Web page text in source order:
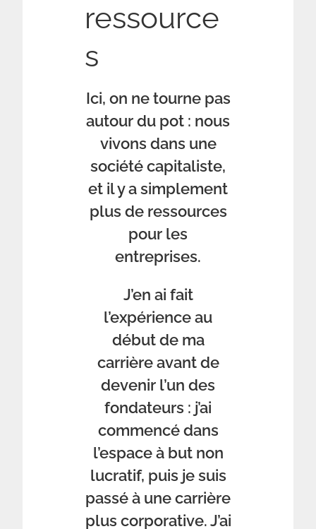
ressource
s
Ici, on ne tourne pas
autour du pot : nous
vivons dans une
société capitaliste,
et il y a simplement
plus de ressources
pour les
entreprises.
J’en ai fait
l’expérience au
début de ma
carrière avant de
devenir l’un des
fondateurs : j’ai
commencé dans
l’espace à but non
lucratif, puis je suis
passé à une carrière
plus corporative. J’ai